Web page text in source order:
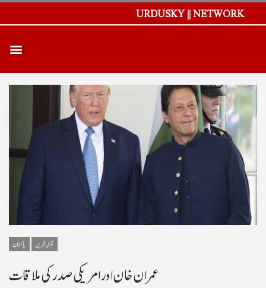
URDUSKY || NETWORK
پاکستان قومی خبریں
عمران خان اور امریکی صدر کی ملاقات